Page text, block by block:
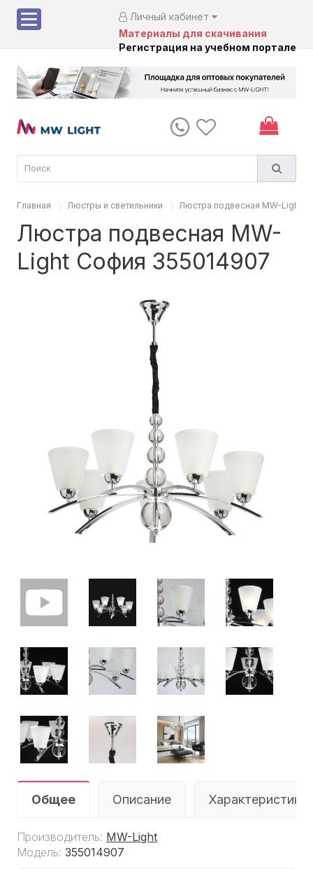
Личный кабинет
Материалы для скачивания
Регистрация на учебном портале
Главная Люстры и светильники Люстра подвесная MW-Light
Люстра подвесная MW-
Light София 355014907
Общее Описание Характеристики
Производитель: MW-Light
Модель: 355014907